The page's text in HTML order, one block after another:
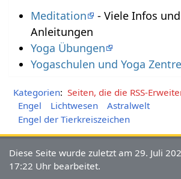
Meditation
- Viele Infos
Anleitungen
Yoga Übungen
Yogaschulen und Yoga
Kategorien: Seiten, die die RSS-
Engel
Lichtwesen
Astralwelt
Engel der Tierkreiszeichen
Diese Seite wurde zuletzt am 29. Juli
17:22 Uhr bearbeitet.